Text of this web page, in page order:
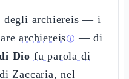
degli archiereis — i
archiereisⓘ — di
Dio fu parola di
Zaccaria, nel